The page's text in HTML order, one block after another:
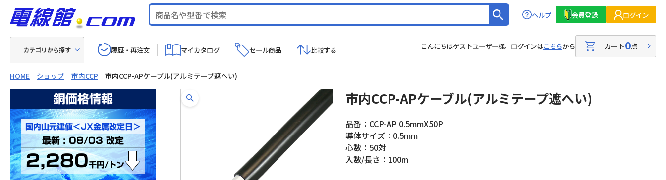
ヘルプ 会員登録 ログイン
カテゴリから探す 履歴・再注文 マイカタログ セール商品 比較する こんにちはゲストユーザー様。ログインはこちらから カート0点
HOME ショップ 市内CCP 市内CCP-APケーブル(アルミテープ遮へい)
銅価格情報
国内山元建値＜JX金属改定日＞
最新 : 08/03 改定
2,280千円/トン
市内CCP-APケーブル(アルミテープ遮へい)
品番：CCP-AP 0.5mmX50P
導体サイズ：0.5mm
心数：50対
入数/長さ：100m